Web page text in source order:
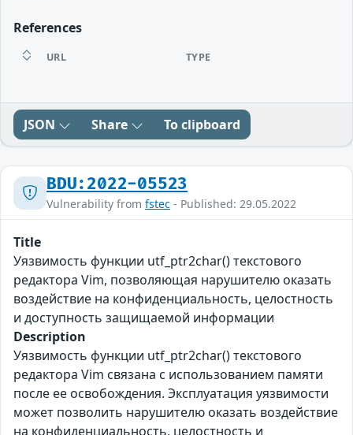
References
URL TYPE
JSON Share To clipboard
BDU:2022-05523
Vulnerability from fstec - Published: 29.05.2022
Title
Уязвимость функции utf_ptr2char() текстового
редактора Vim, позволяющая нарушителю оказать
воздействие на конфиденциальность, целостность
и доступность защищаемой информации
Description
Уязвимость функции utf_ptr2char() текстового
редактора Vim связана с использованием памяти
после ее освобождения. Эксплуатация уязвимости
может позволить нарушителю оказать воздействие
на конфиденциальность, целостность и